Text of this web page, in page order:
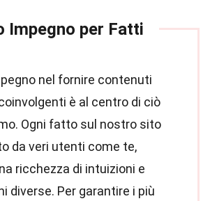
Impegno per Fatti
nel fornire contenuti
è al centro di ciò
Ogni fatto sul nostro sito
da veri utenti come te,
ricchezza di intuizioni e
diverse. Per garantire i più